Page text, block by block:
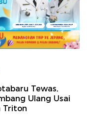
Tewas,
Ulang Usai
Triton